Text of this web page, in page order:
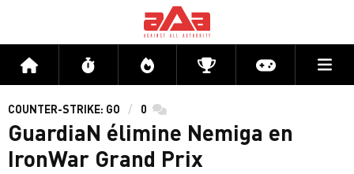
Accueil Flux Directs CompétitionsActu jeux
COUNTER-STRIKE: GO 0 commentaires
GuardiaN élimine Nemiga en
IronWar Grand Prix